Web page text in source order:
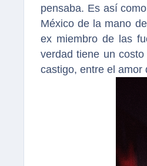
pensaba. Es así
México de la mano
ex miembro de las
verdad tiene un
castigo, entre el amor